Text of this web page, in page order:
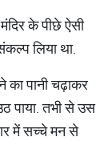
के पीछे ऐसी
लिया था.
का पानी चढ़ाकर
पाया. तभी से उस
में सच्चे मन से